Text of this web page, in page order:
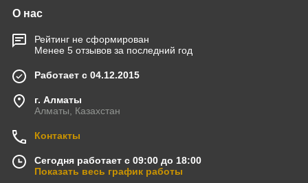
О нас
Рейтинг не сформирован
Менее 5 отзывов за последний год
Работает с 04.12.2015
г. Алматы
Алматы, Казахстан
Контакты
Сегодня работает с 09:00 до 18:00
Показать весь график работы